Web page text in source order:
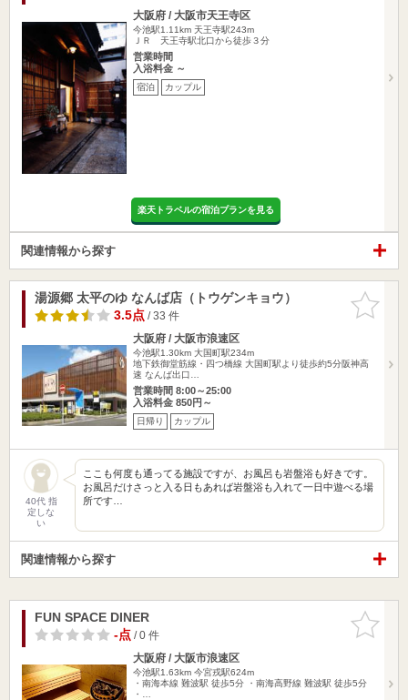
大阪府 / 大阪市天王寺区
今池駅1.11km 天王寺駅243m
ＪＲ 天王寺駅北口から徒歩３分
営業時間
入浴料金 ～
宿泊 カップル
楽天トラベルの宿泊プランを見る
関連情報から探す
お気に入
りに追加
湯源郷 太平のゆ なんば店（トウゲンキョウ）
3.5点/ 33 件
大阪府 / 大阪市浪速区
今池駅1.30km 大国町駅234m
地下鉄御堂筋線・四つ橋線 大国町駅より徒歩約5分阪神高
速 なんば出口…
営業時間 8:00～25:00
入浴料金 850円～
日帰り カップル
40代 指
定しな
い
ここも何度も通ってる施設ですが、お風呂も岩盤浴も好きです。
お風呂だけさっと入る日もあれば岩盤浴も入れて一日中遊べる場
所です…
関連情報から探す
お気に入
りに追加
FUN SPACE DINER
-点/ 0 件
大阪府 / 大阪市浪速区
今池駅1.63km 今宮戎駅624m
・南海本線 難波駅 徒歩5分 ・南海高野線 難波駅 徒歩5分
・…